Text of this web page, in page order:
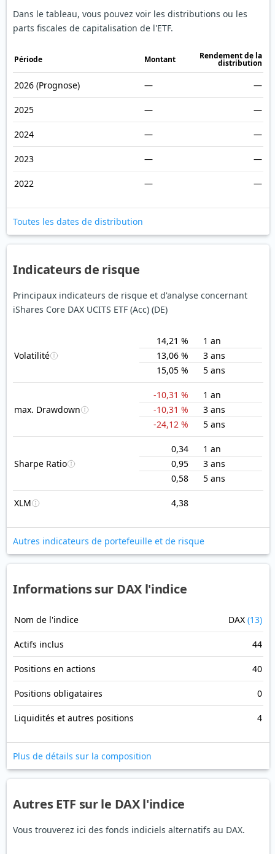
Dans le tableau, vous pouvez voir les distributions ou les
parts fiscales de capitalisation de l'ETF.
Période Montant Rendement de la
distribution
2026 (Prognose) — —
2025 — —
2024 — —
2023 — —
2022 — —
Toutes les dates de distribution
Indicateurs de risque
Principaux indicateurs de risque et d'analyse concernant
iShares Core DAX UCITS ETF (Acc) (DE)
Volatilité
14,21 %
1 an
13,06 %
3 ans
15,05 %
5 ans
max. Drawdown
-10,31 %
1 an
-10,31 %
3 ans
-24,12 %
5 ans
Sharpe Ratio
0,34
1 an
0,95
3 ans
0,58
5 ans
XLM 4,38
Autres indicateurs de portefeuille et de risque
Informations sur DAX l'indice
Nom de l'indice DAX (13)
Actifs inclus 44
Positions en actions 40
Positions obligataires 0
Liquidités et autres positions 4
Plus de détails sur la composition
Autres ETF sur le DAX l'indice
Vous trouverez ici des fonds indiciels alternatifs au DAX.